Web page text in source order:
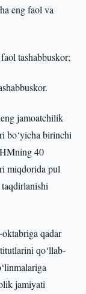
eng faol va
tashabbuskor;
jamoatchilik
bo‘yicha birinchi
40
miqdorida pul
qadar
qo‘llab-
jamiyati